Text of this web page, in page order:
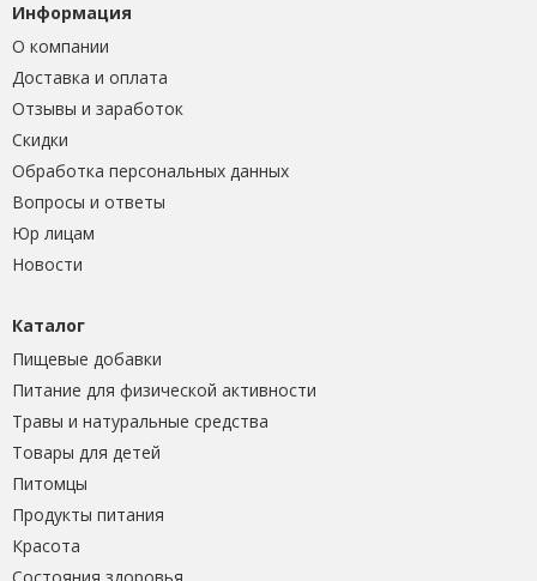
Информация
О компании
Доставка и оплата
Отзывы и заработок
Скидки
Обработка персональных данных
Вопросы и ответы
Юр лицам
Новости
Каталог
Пищевые добавки
Питание для физической активности
Травы и натуральные средства
Товары для детей
Питомцы
Продукты питания
Красота